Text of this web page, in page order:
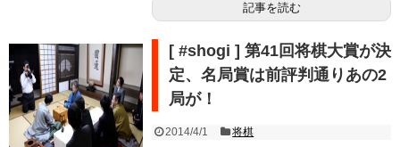
記事を読む
[ #shogi ] 第41回将棋大賞が決
定、名局賞は前評判通りあの2
局が！
2014/4/1 将棋